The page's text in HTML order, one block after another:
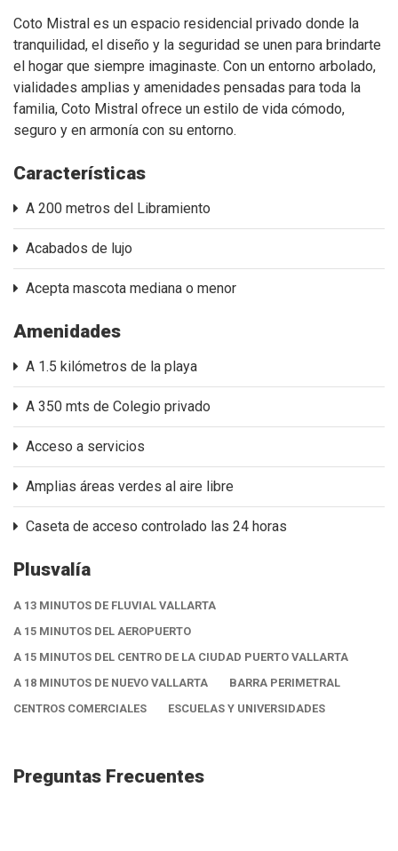
Coto Mistral es un espacio residencial privado donde la
tranquilidad, el diseño y la seguridad se unen para brindarte
el hogar que siempre imaginaste. Con un entorno arbolado,
vialidades amplias y amenidades pensadas para toda la
familia, Coto Mistral ofrece un estilo de vida cómodo,
seguro y en armonía con su entorno.
Características
A 200 metros del Libramiento
Acabados de lujo
Acepta mascota mediana o menor
Amenidades
A 1.5 kilómetros de la playa
A 350 mts de Colegio privado
Acceso a servicios
Amplias áreas verdes al aire libre
Caseta de acceso controlado las 24 horas
Plusvalía
A 13 MINUTOS DE FLUVIAL VALLARTA
A 15 MINUTOS DEL AEROPUERTO
A 15 MINUTOS DEL CENTRO DE LA CIUDAD PUERTO VALLARTA
A 18 MINUTOS DE NUEVO VALLARTA
BARRA PERIMETRAL
CENTROS COMERCIALES
ESCUELAS Y UNIVERSIDADES
Preguntas Frecuentes